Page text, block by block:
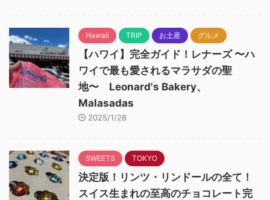
Hawaii TRIP お土産 グルメ
【ハワイ】完全ガイド！レナーズ 〜ハ
ワイで最も愛されるマラサダの聖
地〜 Leonard's Bakery、
Malasadas
2025/1/28
SWEETS TOKYO
決定版！リンツ・リンドールの全て！
スイス生まれの至高のチョコレート完